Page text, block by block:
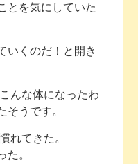
とを気にしていた
いくのだ！と開き
んな体になったわ
そうです。
れてきた。
た。